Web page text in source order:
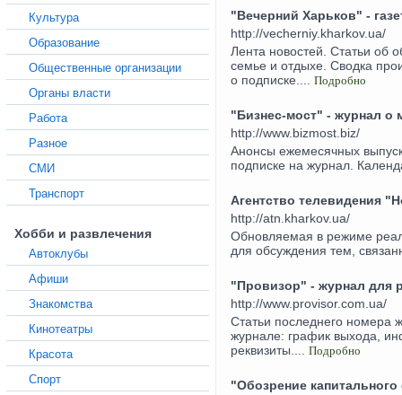
Культура
Образование
Общественные организации
Органы власти
Работа
Разное
СМИ
Транспорт
Хобби и развлечения
Автоклубы
Афиши
Знакомства
Кинотеатры
Красота
Спорт
"Вечерний Харьков" -
http://vecherniy.kharkov.ua/
Лента новостей. Статьи об
семье и отдыхе. Сводка
о подписке.... Подробно
"Бизнес-мост" - журнал о
http://www.bizmost.biz/
Анонсы ежемесячных
подписке на журнал.
Агентство телевидения
http://atn.kharkov.ua/
Обновляемая в режиме
для обсуждения тем,
"Провизор" - журнал для
http://www.provisor.com.ua/
Cтатьи последнего
журнале: график выхода,
реквизиты.... Подробно
"Обозрение